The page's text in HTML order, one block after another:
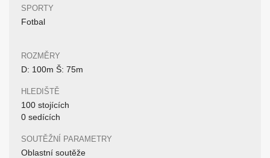
SPORTY
Fotbal
ROZMĚRY
D: 100m Š: 75m
HLEDIŠTĚ
100 stojících
0 sedících
SOUTĚŽNÍ PARAMETRY
Oblastní soutěže